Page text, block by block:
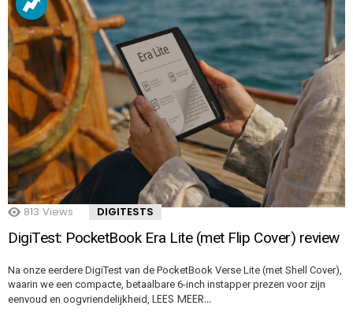
813 Views DIGITESTS
DigiTest: PocketBook Era Lite (met Flip Cover) review
Na onze eerdere DigiTest van de PocketBook Verse Lite (met Shell Cover),
waarin we een compacte, betaalbare 6-inch instapper prezen voor zijn
eenvoud en oogvriendelijkheid, LEES MEER…